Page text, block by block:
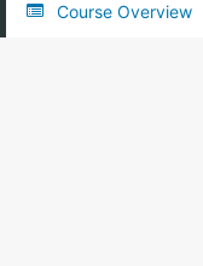
Course Overview